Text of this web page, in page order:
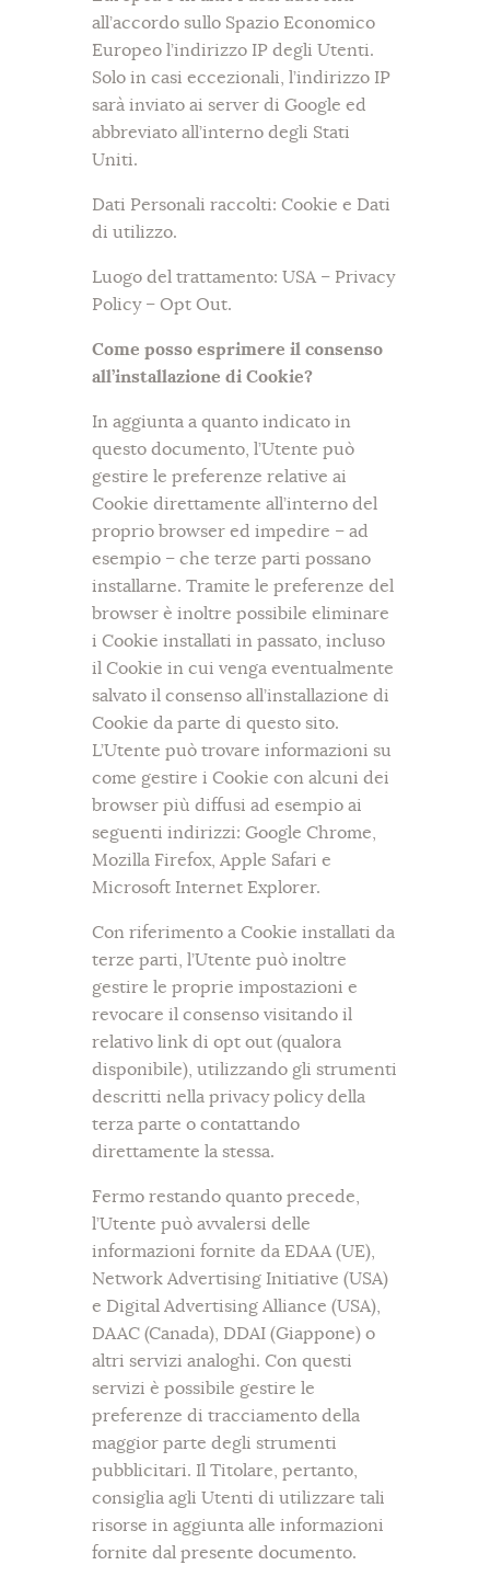
all’accordo sullo Spazio Economico
Europeo l’indirizzo IP degli Utenti.
Solo in casi eccezionali, l’indirizzo IP
sarà inviato ai server di Google ed
abbreviato all’interno degli Stati
Uniti.
Dati Personali raccolti: Cookie e Dati
di utilizzo.
Luogo del trattamento: USA – Privacy
Policy – Opt Out.
Come posso esprimere il consenso
all’installazione di Cookie?
In aggiunta a quanto indicato in
questo documento, l’Utente può
gestire le preferenze relative ai
Cookie direttamente all’interno del
proprio browser ed impedire – ad
esempio – che terze parti possano
installarne. Tramite le preferenze del
browser è inoltre possibile eliminare
i Cookie installati in passato, incluso
il Cookie in cui venga eventualmente
salvato il consenso all’installazione di
Cookie da parte di questo sito.
L’Utente può trovare informazioni su
come gestire i Cookie con alcuni dei
browser più diffusi ad esempio ai
seguenti indirizzi: Google Chrome,
Mozilla Firefox, Apple Safari e
Microsoft Internet Explorer.
Con riferimento a Cookie installati da
terze parti, l’Utente può inoltre
gestire le proprie impostazioni e
revocare il consenso visitando il
relativo link di opt out (qualora
disponibile), utilizzando gli strumenti
descritti nella privacy policy della
terza parte o contattando
direttamente la stessa.
Fermo restando quanto precede,
l’Utente può avvalersi delle
informazioni fornite da EDAA (UE),
Network Advertising Initiative (USA)
e Digital Advertising Alliance (USA),
DAAC (Canada), DDAI (Giappone) o
altri servizi analoghi. Con questi
servizi è possibile gestire le
preferenze di tracciamento della
maggior parte degli strumenti
pubblicitari. Il Titolare, pertanto,
consiglia agli Utenti di utilizzare tali
risorse in aggiunta alle informazioni
fornite dal presente documento.